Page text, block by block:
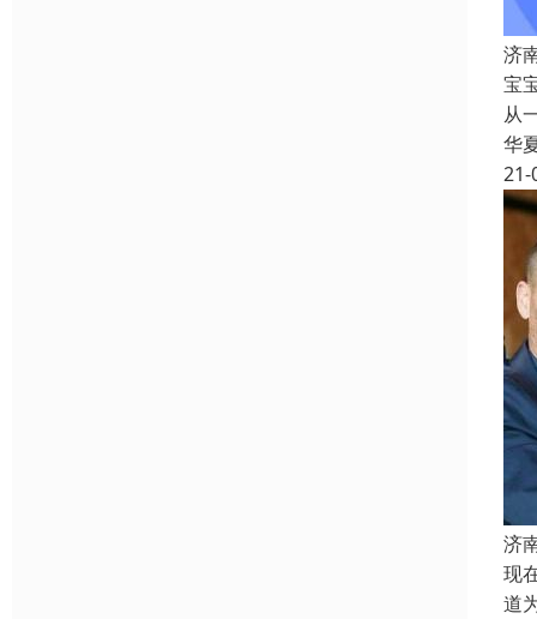
济
宝
从
华
21-
济
现
道